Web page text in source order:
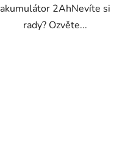
akumulátor 2AhNevíte si
rady? Ozvěte...